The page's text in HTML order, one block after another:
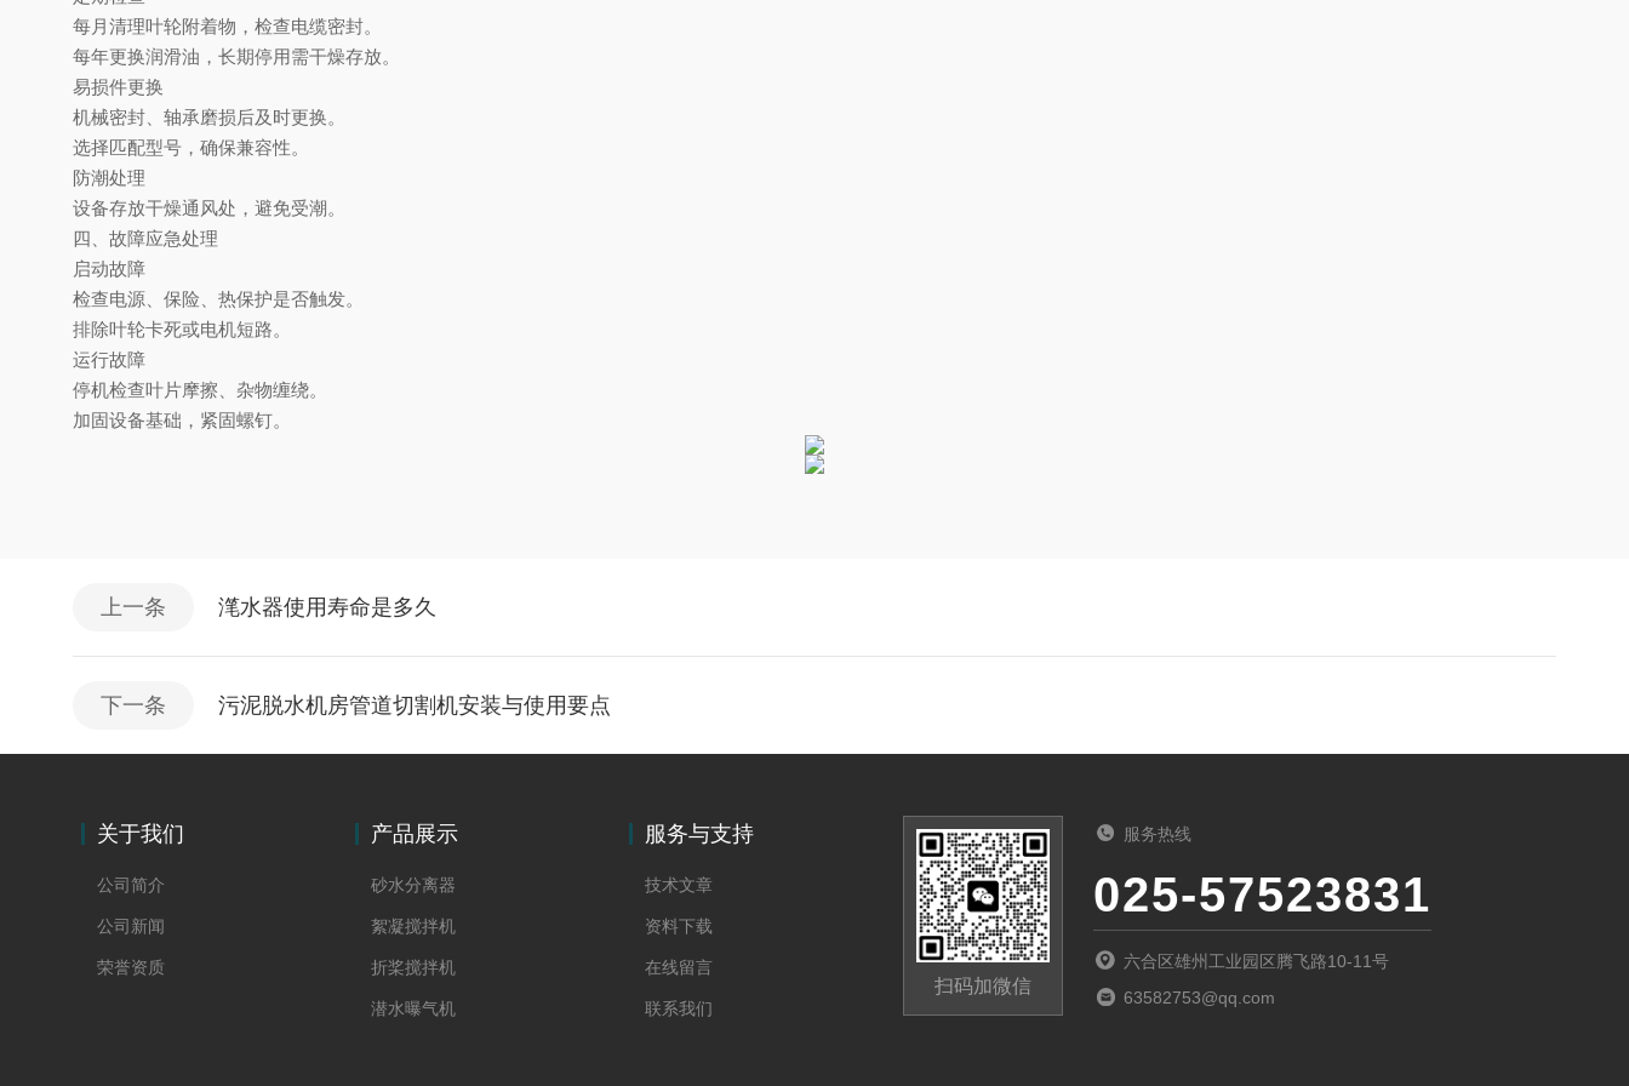
每月清理叶轮附着物，检查电缆密封。
每年更换润滑油，长期停用需干燥存放。
易损件更换
机械密封、轴承磨损后及时更换。
选择匹配型号，确保兼容性。
防潮处理
设备存放干燥通风处，避免受潮。
四、故障应急处理
启动故障
检查电源、保险、热保护是否触发。
排除叶轮卡死或电机短路。
运行故障
停机检查叶片摩擦、杂物缠绕。
加固设备基础，紧固螺钉。
上一条 滗水器使用寿命是多久
下一条 污泥脱水机房管道切割机安装与使用要点
关于我们
公司简介
公司新闻
荣誉资质
产品展示
砂水分离器
絮凝搅拌机
折桨搅拌机
潜水曝气机
服务与支持
技术文章
资料下载
在线留言
联系我们
扫码加微信
服务热线
025-57523831
六合区雄州工业园区腾飞路10-11号
63582753@qq.com